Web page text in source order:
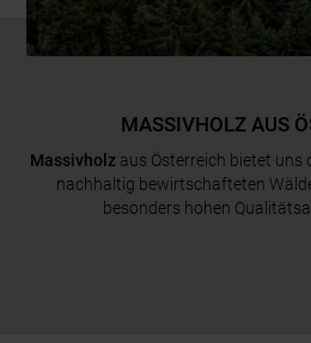
MASSIVHOLZ AUS
Massivholz aus Österreich bietet uns
nachhaltig bewirtschafteten
besonders hohen